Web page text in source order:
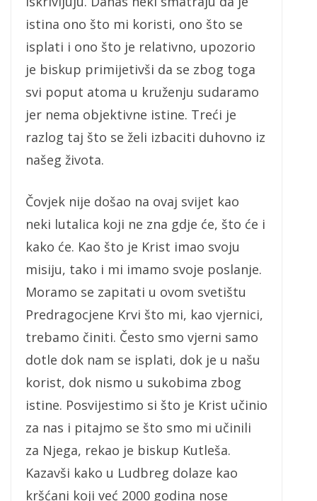
istina ono što mi koristi, ono što se
isplati i ono što je relativno, upozorio
je biskup primijetivši da se zbog toga
svi poput atoma u kruženju sudaramo
jer nema objektivne istine. Treći je
razlog taj što se želi izbaciti duhovno iz
našeg života.
Čovjek nije došao na ovaj svijet kao
neki lutalica koji ne zna gdje će, što će i
kako će. Kao što je Krist imao svoju
misiju, tako i mi imamo svoje poslanje.
Moramo se zapitati u ovom svetištu
Predragocjene Krvi što mi, kao vjernici,
trebamo činiti. Često smo vjerni samo
dotle dok nam se isplati, dok je u našu
korist, dok nismo u sukobima zbog
istine. Posvijestimo si što je Krist učinio
za nas i pitajmo se što smo mi učinili
za Njega, rekao je biskup Kutleša.
Kazavši kako u Ludbreg dolaze kao
kršćani koji već 2000 godina nose